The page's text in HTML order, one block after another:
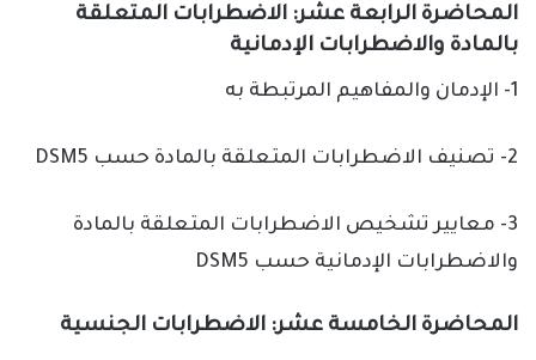
المحاضرة الرابعة عشر: الاضطرابات المتعلقة
بالمادة والاضطرابات الإدمانية
1- الإدمان والمفاهيم المرتبطة به
2- تصنيف الاضطرابات المتعلقة بالمادة حسب DSM5
3- معايير تشخيص الاضطرابات المتعلقة بالمادة
والاضطرابات الإدمانية حسب DSM5
المحاضرة الخامسة عشر: الاضطرابات الجنسية